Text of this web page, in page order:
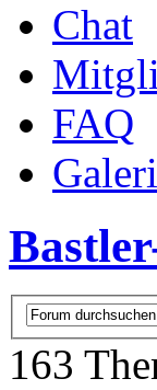
Chat
FAQ
163